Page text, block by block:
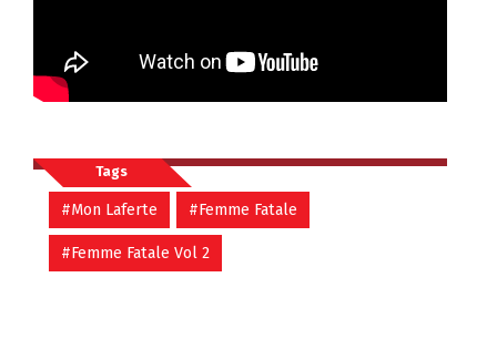
Tags
#Mon Laferte #Femme Fatale
#Femme Fatale Vol 2